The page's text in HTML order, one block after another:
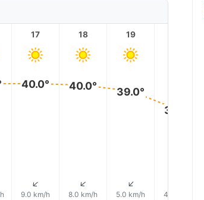
17
40.0°
↑
9.0 km/h
18
40.0°
↑
8.0 km/h
19
39.0°
↑
5.0 km/h
35.0°
4.0 km/h